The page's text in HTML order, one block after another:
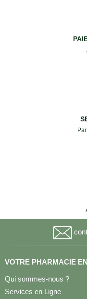
VOTRE PHARMACIE
Qui sommes-nous ?
Services en Ligne